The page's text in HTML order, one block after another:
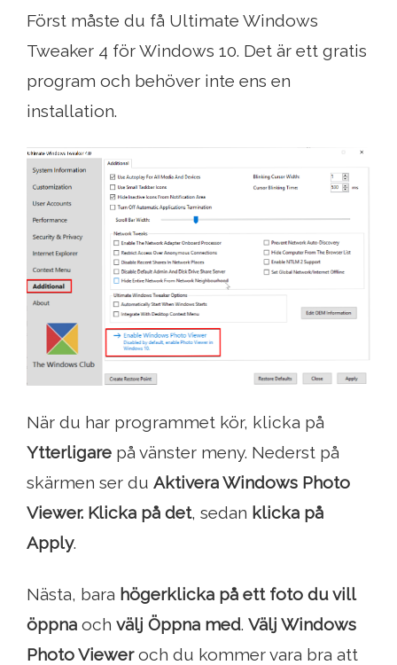
Först måste du få Ultimate Windows
Tweaker 4 för Windows 10. Det är ett gratis
program och behöver inte ens en
installation.
När du har programmet kör, klicka på
Ytterligare på vänster meny. Nederst på
skärmen ser du Aktivera Windows Photo
Viewer. Klicka på det, sedan klicka på
Apply.
Nästa, bara högerklicka på ett foto du vill
öppna och välj Öppna med. Välj Windows
Photo Vieweroch du kommer vara bra att